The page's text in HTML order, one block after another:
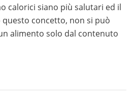
calorici siano più salutari ed il
concetto, non si può
alimento solo dal contenuto